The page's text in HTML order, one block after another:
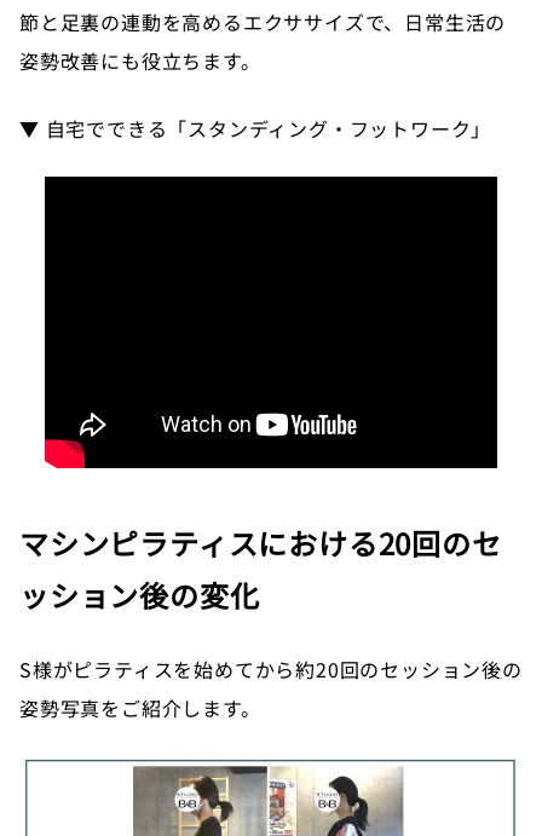
節と足裏の連動を高めるエクササイズで、日常生活の
姿勢改善にも役立ちます。
▼ 自宅でできる「スタンディング・フットワーク」
マシンピラティスにおける20回のセ
ッション後の変化
S様がピラティスを始めてから約20回のセッション後の
姿勢写真をご紹介します。